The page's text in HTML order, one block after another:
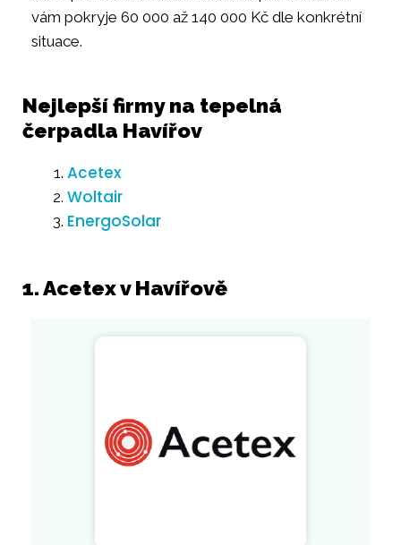
vám pokryje 60 000 až 140 000 Kč dle konkrétní
situace.
Nejlepší firmy na tepelná
čerpadla Havířov
Acetex
Woltair
EnergoSolar
1. Acetex v Havířově